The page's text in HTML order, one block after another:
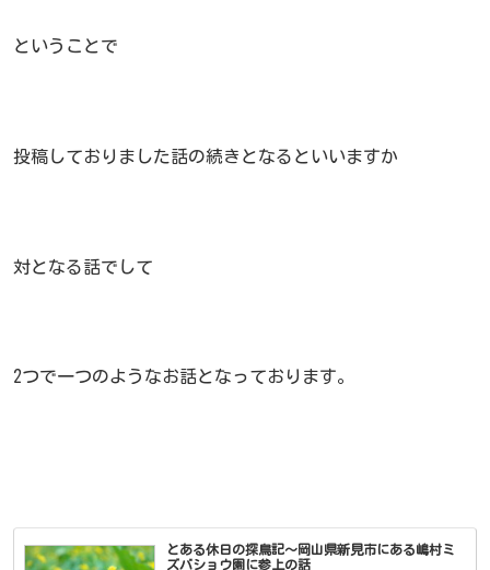
ということで
投稿しておりました話の続きとなるといいますか
対となる話でして
2つで一つのようなお話となっております。
とある休日の探鳥記～岡山県新見市にある嶋村ミ
ズバショウ園に参上の話